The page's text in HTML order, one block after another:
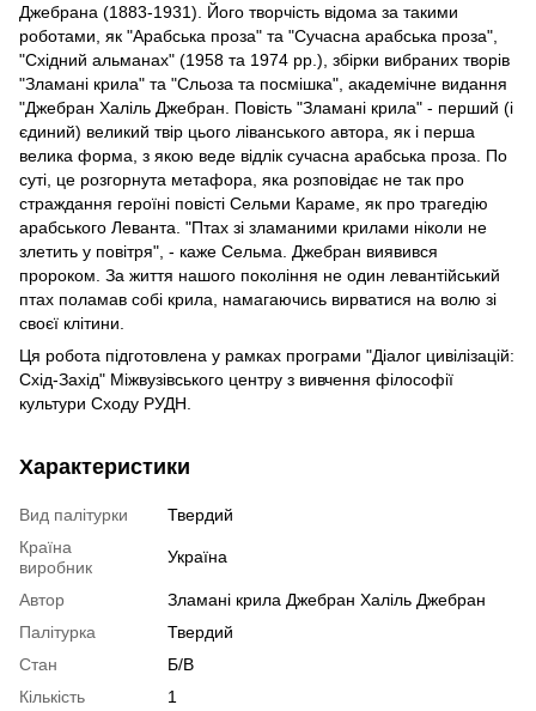
Джебрана (1883-1931). Його творчість відома за такими
роботами, як "Арабська проза" та "Сучасна арабська проза",
"Східний альманах" (1958 та 1974 рр.), збірки вибраних творів
"Зламані крила" та "Сльоза та посмішка", академічне видання
"Джебран Халіль Джебран. Повість "Зламані крила" - перший (і
єдиний) великий твір цього ліванського автора, як і перша
велика форма, з якою веде відлік сучасна арабська проза. По
суті, це розгорнута метафора, яка розповідає не так про
страждання героїні повісті Сельми Караме, як про трагедію
арабського Леванта. "Птах зі зламаними крилами ніколи не
злетить у повітря", - каже Сельма. Джебран виявився
пророком. За життя нашого покоління не один левантійський
птах поламав собі крила, намагаючись вирватися на волю зі
своєї клітини.
Ця робота підготовлена ​​у рамках програми "Діалог цивілізацій:
Схід-Захід" Міжвузівського центру з вивчення філософії
культури Сходу РУДН.
Характеристики
Вид палітурки
Твердий
Країна
виробник
Україна
Автор
Зламані крила Джебран Халіль Джебран
Палітурка
Твердий
Стан
Б/В
Кількість
1